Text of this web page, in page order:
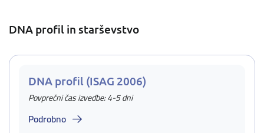
DNA profil in starševstvo
DNA profil (ISAG 2006)
Povprečni čas izvedbe: 4-5 dni
Podrobno